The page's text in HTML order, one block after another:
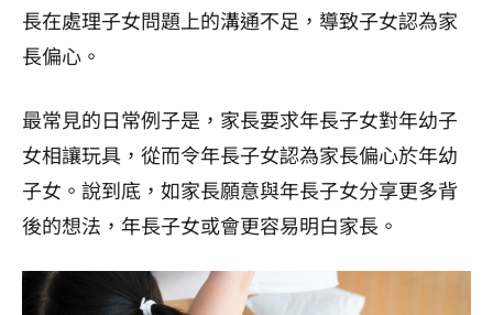
長在處理子女問題上的溝通不足，導致子女認為家
長偏心。
最常見的日常例子是，家長要求年長子女對年幼子
女相讓玩具，從而令年長子女認為家長偏心於年幼
子女。說到底，如家長願意與年長子女分享更多背
後的想法，年長子女或會更容易明白家長。